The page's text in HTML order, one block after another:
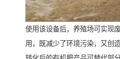
使用该设备后，养殖场可实现
用，既减少了环境污染，又创